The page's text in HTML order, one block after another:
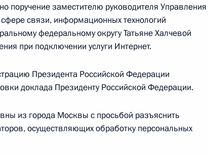
Российской Федерации по приёму граждан
труда в городе Москве Сергей Губин
Федерации по приёму граждан
поручение заместителю руководителя Управления
связи, информационных технологий
федеральному округу Татьяне Халчевой
при подключении услуги Интернет.
Президента Российской Федерации
доклада Президенту Российской Федерации.
из города Москвы с просьбой разъяснить
осуществляющих обработку персональных